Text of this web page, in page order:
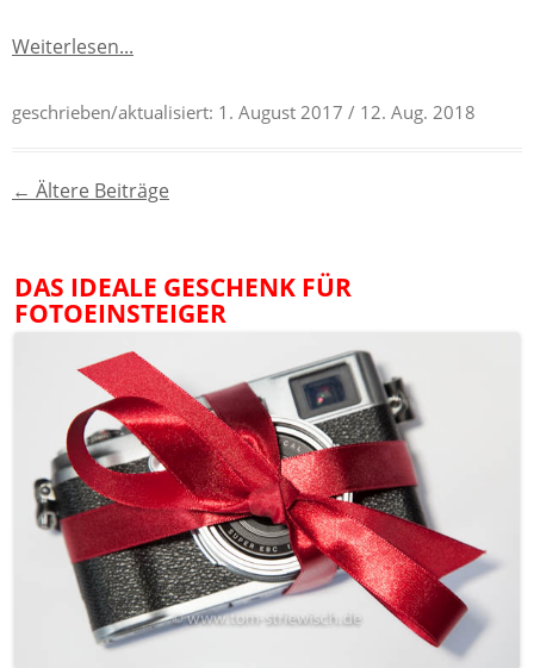
Weiterlesen...
geschrieben/aktualisiert: 1. August 2017 / 12. Aug. 2018
Beitragsnavigation
← Ältere Beiträge
DAS IDEALE GESCHENK FÜR
FOTOEINSTEIGER